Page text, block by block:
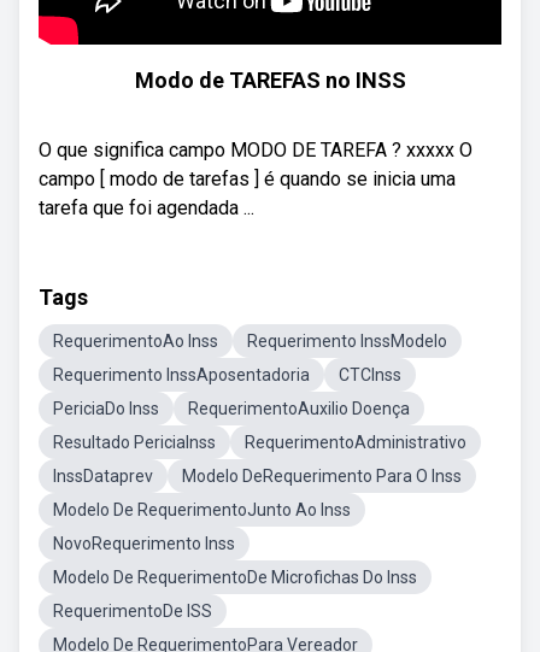
Modo de TAREFAS no INSS
O que significa campo MODO DE TAREFA ? xxxxx O
campo [ modo de tarefas ] é quando se inicia uma
tarefa que foi agendada ...
Tags
RequerimentoAo Inss
Requerimento InssModelo
Requerimento InssAposentadoria
CTCInss
PericiaDo Inss
RequerimentoAuxilio Doença
Resultado PericiaInss
RequerimentoAdministrativo
InssDataprev
Modelo DeRequerimento Para O Inss
Modelo De RequerimentoJunto Ao Inss
NovoRequerimento Inss
Modelo De RequerimentoDe Microfichas Do Inss
RequerimentoDe ISS
Modelo De RequerimentoPara Vereador